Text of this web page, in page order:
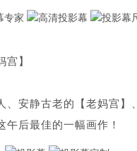
】
、安静古老的【老妈宫】
午后最佳的一幅画作！